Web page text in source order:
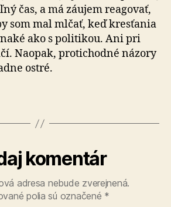
čas, a má záujem reagovať,
som mal mlčať, keď kresťania
ako s politikou. Ani pri
Naopak, protichodné názory
ostré.
komentár
adresa nebude zverejnená.
polia sú označené *